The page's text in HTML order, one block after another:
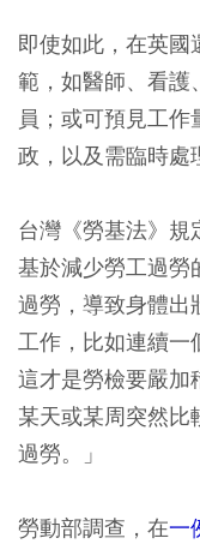
即使如此，在英國
範，如醫師、看護
員；或可預見工
政，以及需臨時處
台灣《勞基法》規
基於減少勞工過勞
過勞，導致身體出
工作，比如連續一
這才是勞檢要嚴加
某天或某周突然比
過勞。」
勞動部調查，在一